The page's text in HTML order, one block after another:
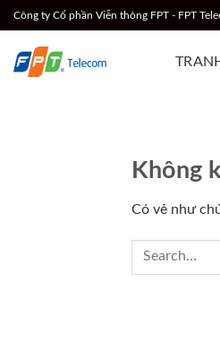
Chuyển
đến
nội
dung
Công ty Cổ phần Viễn thông FPT - FPT
Không
Có vẻ như